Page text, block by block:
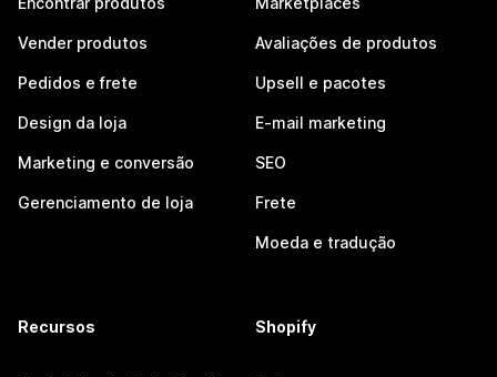
Vender produtos
Pedidos e frete
Design da loja
Marketing e conversão
Gerenciamento de loja
Avaliações de produtos
Upsell e pacotes
E-mail marketing
SEO
Frete
Moeda e tradução
Recursos Shopify